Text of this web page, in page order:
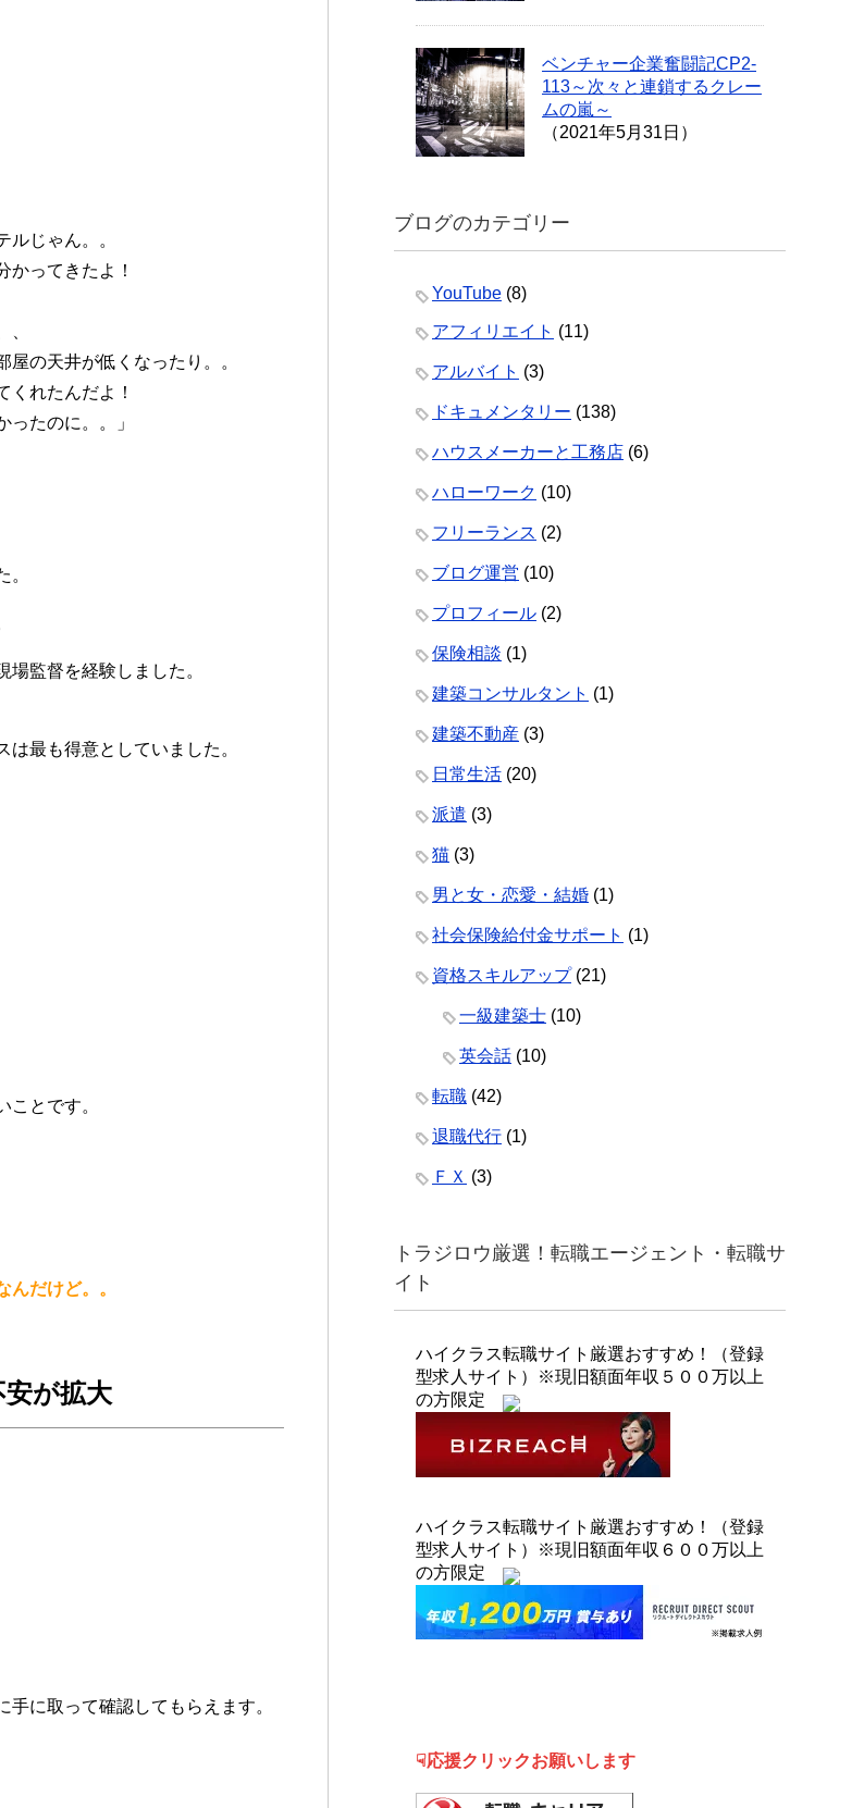
じゃん。。
かってきたよ！
、
の天井が低くなったり。。
くれたんだよ！
たのに。。」
。
監督を経験しました。
最も得意としていました。
とです。
だけど。。
が拡大
に取って確認してもらえます。
ベンチャー企業奮闘記CP2-
113～次々と連鎖するクレー
ムの嵐～
（2021年5月31日）
ブログのカテゴリー
YouTube (8)
アフィリエイト (11)
アルバイト (3)
ドキュメンタリー (138)
ハウスメーカーと工務店 (6)
ハローワーク (10)
フリーランス (2)
ブログ運営 (10)
プロフィール (2)
保険相談 (1)
建築コンサルタント (1)
建築不動産 (3)
日常生活 (20)
派遣 (3)
猫 (3)
男と女・恋愛・結婚 (1)
社会保険給付金サポート (1)
資格スキルアップ(21)
一級建築士 (10)
英会話 (10)
転職 (42)
退職代行 (1)
ＦＸ (3)
トラジロウ厳選！転職エージェント・転職サ
イト
ハイクラス転職サイト厳選おすすめ！（登録
型求人サイト）※現旧額面年収５００万以上
の方限定
ハイクラス転職サイト厳選おすすめ！（登録
型求人サイト）※現旧額面年収６００万以上
の方限定
☟応援クリックお願いします